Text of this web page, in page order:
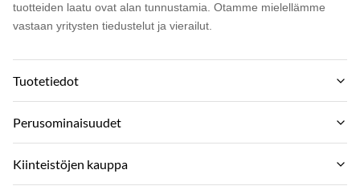
tuotteiden laatu ovat alan tunnustamia. Otamme mielellämme
vastaan ​​yritysten tiedustelut ja vierailut.
Tuotetiedot
Material:
Feature:
Perusominaisuudet
Tuotemerkki:
Kiinteistöjen kauppa